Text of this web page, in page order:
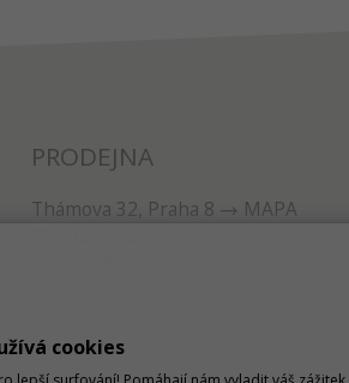
PRODEJNA
Thámova 32, Praha 8
MAPA
cookies